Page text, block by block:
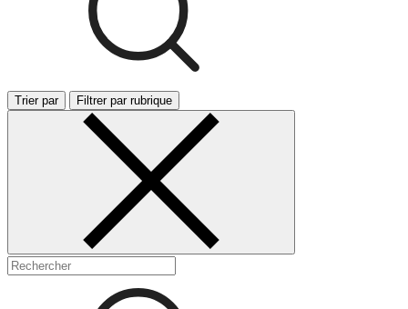
Trier par Filtrer par rubrique